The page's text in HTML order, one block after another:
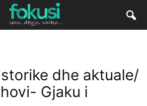
dhe aktuale/
Gjaku i